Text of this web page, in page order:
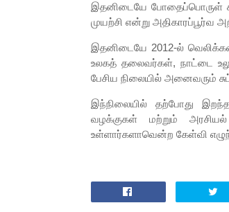
இதனிடையே போதைப்பொருள்
முயற்சி என்று அதிகாரப்பூர்வ
இதனிடையே 2012-ல்
உலகத் தலைவர்கள், நாட்டை
பேசிய நிலையில் அனைவரும்
இந்நிலையில் தற்போது
வழக்குகள் மற்றும்
உள்ளார்களாவென்ற கேள்வி